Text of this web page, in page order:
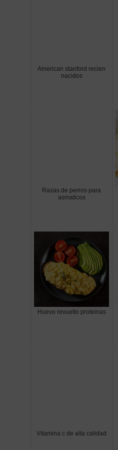
American stanford recien
nacidos
Razas de perros para
asmaticos
Huevo revuelto proteinas
Vitamina c de alta calidad